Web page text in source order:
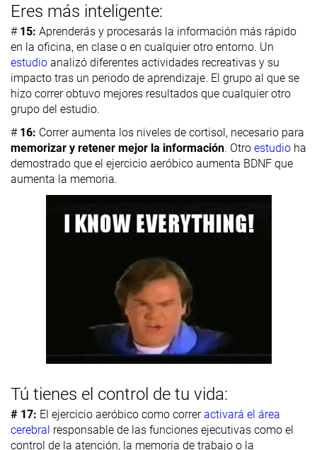
Eres más inteligente:
#15: Aprenderás y procesarás la información más rápido
en la oficina, en clase o en cualquier otro entorno. Un
estudio analizó diferentes actividades recreativas y su
impacto tras un periodo de aprendizaje. El grupo al que se
hizo correr obtuvo mejores resultados que cualquier otro
grupo del estudio.
#16: Correr aumenta los niveles de cortisol, necesario para
memorizar y retener mejor la información. Otro estudio ha
demostrado que el ejercicio aeróbico aumenta BDNF que
aumenta la memoria.
Tú tienes el control de tu vida:
# 17: El ejercicio aeróbico como correractivará el área
cerebral responsable de las funciones ejecutivas como el
control de la atención, la memoria de trabajo o la